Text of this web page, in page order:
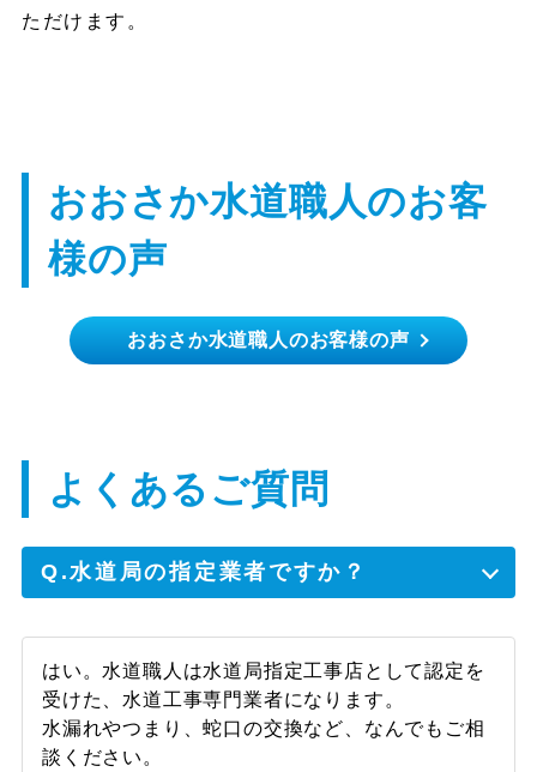
ただけます。
おおさか水道職人のお客
様の声
門真市 T様
た水回りで何かあればご相談しようと思いま
大阪市中央区 Y様
古い物なのである程度覚悟はしていたが、ま
さかその日のうちに解決するとは思っていま
おおさか水道職人のお客様の声
よくあるご質問
Q.水道局の指定業者ですか？
はい。水道職人は水道局指定工事店として認定を
受けた、水道工事専門業者になります。
水漏れやつまり、蛇口の交換など、なんでもご相
談ください。